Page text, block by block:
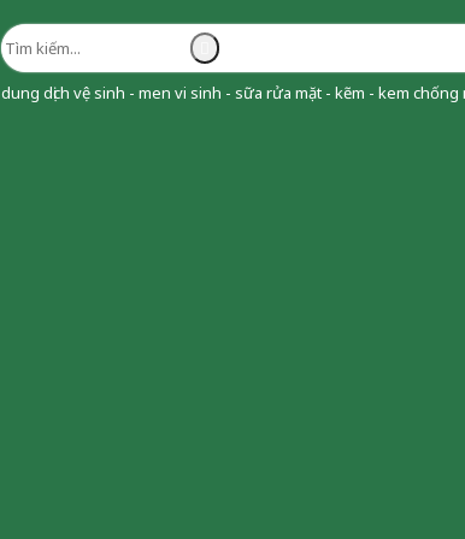
dung dịch vệ sinh - men vi sinh - sữa rửa mặt - kẽm - kem chống